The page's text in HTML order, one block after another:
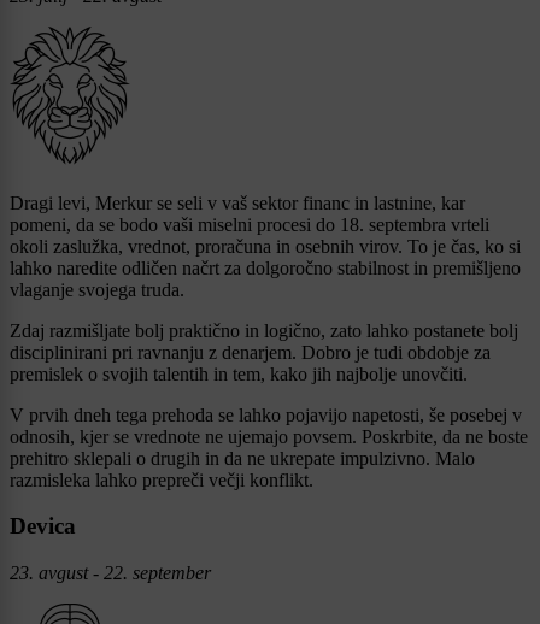
Dragi levi, Merkur se seli v vaš sektor financ in lastnine, kar
pomeni, da se bodo vaši miselni procesi do 18. septembra vrteli
okoli zaslužka, vrednot, proračuna in osebnih virov. To je čas, ko si
lahko naredite odličen načrt za dolgoročno stabilnost in premišljeno
vlaganje svojega truda.
Zdaj razmišljate bolj praktično in logično, zato lahko postanete bolj
disciplinirani pri ravnanju z denarjem. Dobro je tudi obdobje za
premislek o svojih talentih in tem, kako jih najbolje unovčiti.
V prvih dneh tega prehoda se lahko pojavijo napetosti, še posebej v
odnosih, kjer se vrednote ne ujemajo povsem. Poskrbite, da ne boste
prehitro sklepali o drugih in da ne ukrepate impulzivno. Malo
razmisleka lahko prepreči večji konflikt.
Devica
23. avgust - 22. september